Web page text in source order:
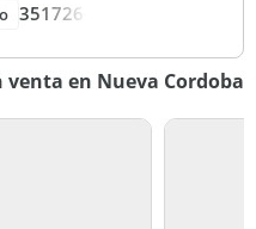
351726-
en Nueva Cordoba